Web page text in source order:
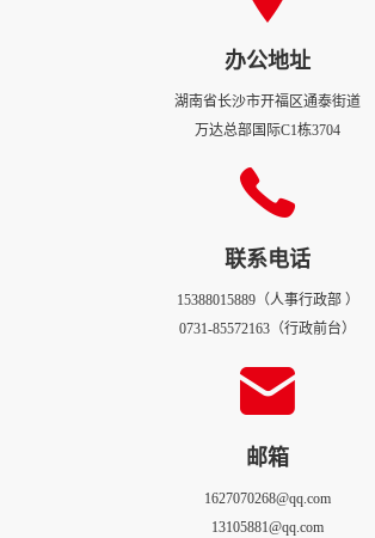
办公地址
湖南省长沙市开福区通泰街道
万达总部国际C1栋3704
联系电话
15388015889（人事行政部 ）
0731-85572163（行政前台）
邮箱
1627070268@qq.com
13105881@qq.com